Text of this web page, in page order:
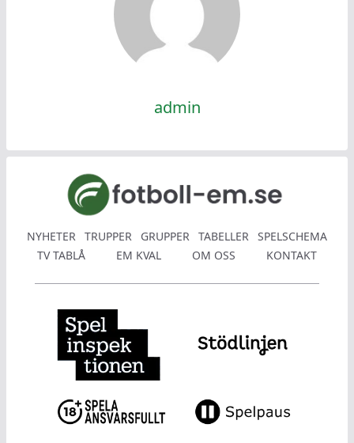
admin
NYHETER TRUPPER GRUPPER TABELLER SPELSCHEMA
TV TABLÅ
EM KVAL OM OSS KONTAKT